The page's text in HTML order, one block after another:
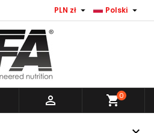
Polski 
PLN zł 
 shopping_cart0